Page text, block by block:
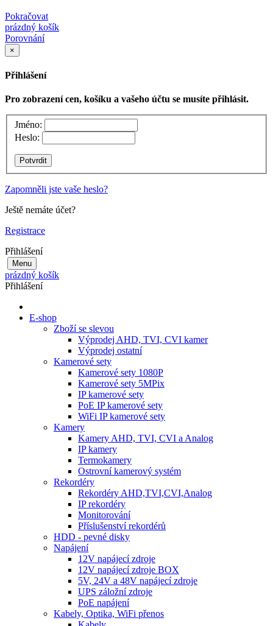
Pokračovat
prázdný košík
Porovnání
×
Přihlášení
Pro zobrazení cen, košíku a vašeho účtu se musíte přihlásit.
Jméno:
Heslo:
Zapomněli jste vaše heslo?
Ještě nemáte účet?
Registrace
Přihlášení
Menu
prázdný košík
Přihlášení
E-shop
Zboží se slevou
Výprodej AHD, TVI, CVI kamer
Výprodej ostatní
Kamerové sety
Kamerové sety 1080P
Kamerové sety 5MPix
IP kamerové sety
PoE IP kamerové sety
WiFi IP kamerové sety
Kamery
Kamery AHD, TVI, CVI a Analog
IP kamery
Termokamery
Ostrovní kamerový systém
Rekordéry
Rekordéry AHD,TVI,CVI,Analog
IP rekordéry
Monitorování
Příslušenství rekordérů
HDD - pevné disky
Napájení
12V napájecí zdroje
12V napájecí zdroje BOX
5V, 24V a 48V napájecí zdroje
UPS záložní zdroje
PoE napájení
Kabely, Optika, WiFi přenos